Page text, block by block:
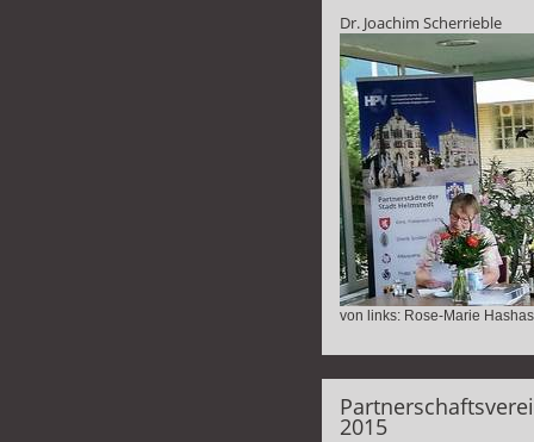
Dr. Joachim Scherrieble
von links: Rose-Marie
2015